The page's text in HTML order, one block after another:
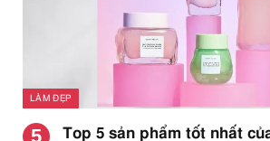
LÀM ĐẸP
Top 5 sản phẩm tốt nhất